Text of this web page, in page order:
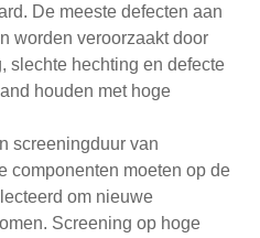
De meeste defecten aan
worden veroorzaakt door
slechte hechting en defecte
houden met hoge
screeningduur van
componenten moeten op de
om nieuwe
Screening op hoge